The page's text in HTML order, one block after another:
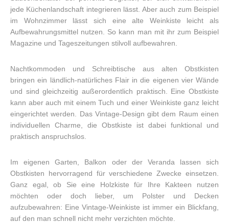
jede Küchenlandschaft integrieren lässt. Aber auch zum Beispiel
im Wohnzimmer lässt sich eine alte Weinkiste leicht als
Aufbewahrungsmittel nutzen. So kann man mit ihr zum Beispiel
Magazine und Tageszeitungen stilvoll aufbewahren.
Nachtkommoden und Schreibtische aus alten Obstkisten
bringen ein ländlich-natürliches Flair in die eigenen vier Wände
und sind gleichzeitig außerordentlich praktisch. Eine Obstkiste
kann aber auch mit einem Tuch und einer Weinkiste ganz leicht
eingerichtet werden. Das Vintage-Design gibt dem Raum einen
individuellen Charme, die Obstkiste ist dabei funktional und
praktisch anspruchslos.
Im eigenen Garten, Balkon oder der Veranda lassen sich
Obstkisten hervorragend für verschiedene Zwecke einsetzen.
Ganz egal, ob Sie eine Holzkiste für Ihre Kakteen nutzen
möchten oder doch lieber, um Polster und Decken
aufzubewahren: Eine Vintage-Weinkiste ist immer ein Blickfang,
auf den man schnell nicht mehr verzichten möchte.